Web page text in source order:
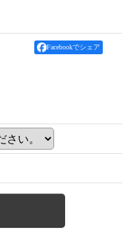
Facebookでシェア